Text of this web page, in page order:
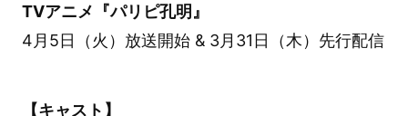
TVアニメ『パリピ孔明』
4月5日（火）放送開始 & 3月31日（木）先行配信
【キャスト】